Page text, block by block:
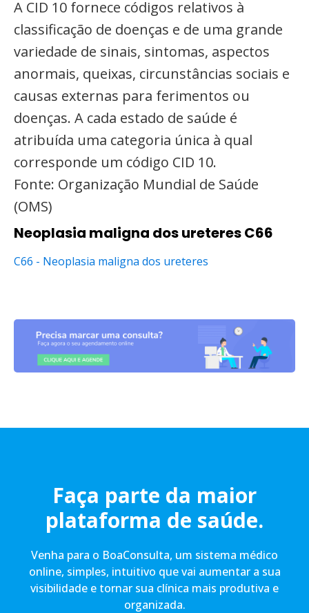
A CID 10 fornece códigos relativos à
classificação de doenças e de uma grande
variedade de sinais, sintomas, aspectos
anormais, queixas, circunstâncias sociais e
causas externas para ferimentos ou
doenças. A cada estado de saúde é
atribuída uma categoria única à qual
corresponde um código CID 10.
Fonte: Organização Mundial de Saúde
(OMS)
Neoplasia maligna dos ureteres C66
C66 - Neoplasia maligna dos ureteres
Faça parte da maior
plataforma de saúde.
Venha para o BoaConsulta, um sistema médico
online, simples, intuitivo que vai aumentar a sua
visibilidade e tornar sua clínica mais produtiva e
organizada.